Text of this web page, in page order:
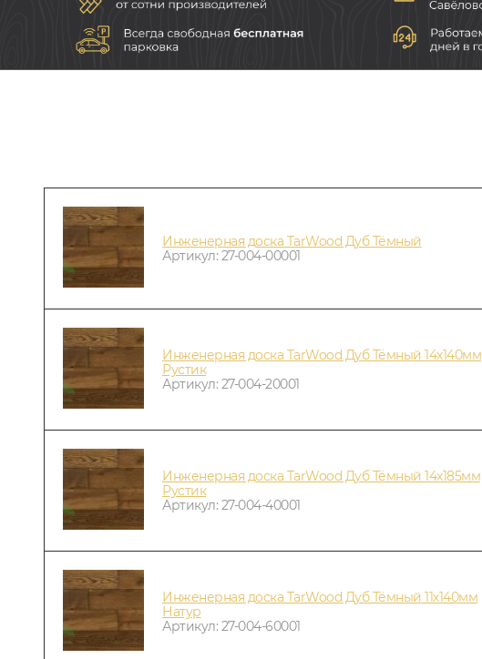
Инженерная доска TarWood Дуб Тёмный
Артикул: 27-004-00001
Инженерная доска TarWood Дуб Тёмный 14х140мм
Рустик
Артикул: 27-004-20001
Инженерная доска TarWood Дуб Тёмный 14х185мм
Рустик
Артикул: 27-004-40001
Инженерная доска TarWood Дуб Тёмный 11х140мм
Натур
Артикул: 27-004-60001